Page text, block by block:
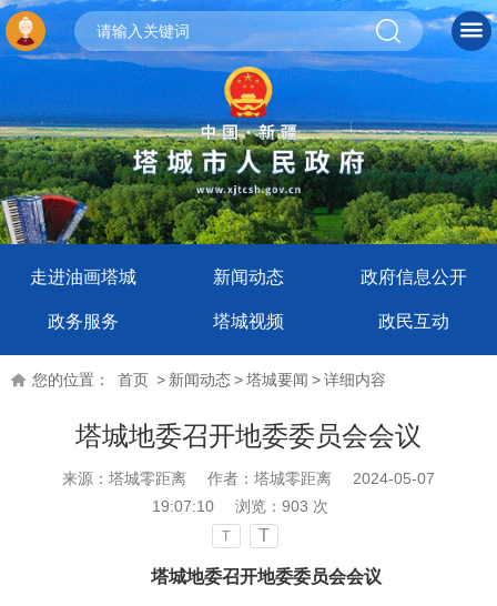
走进油画塔城 新闻动态 政府信息公开
政务服务 塔城视频 政民互动
您的位置： 首页 > 新闻动态>塔城要闻 >详细内容
塔城地委召开地委委员会会议
来源：塔城零距离 作者：塔城零距离
2024-05-07
19:07:10
浏览： 903 次
T T
塔城地委召开地委委员会会议